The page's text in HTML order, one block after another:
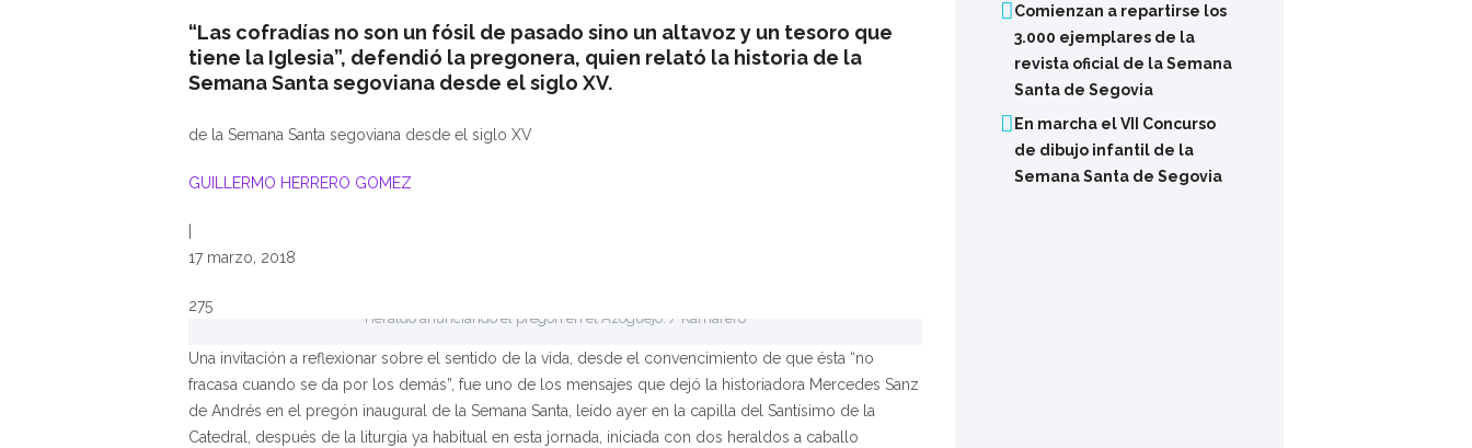
“Las cofradías no son un fósil de pasado sino un altavoz y un tesoro que
tiene la Iglesia”, defendió la pregonera, quien relató la historia de la
Semana Santa segoviana desde el siglo XV.
de la Semana Santa segoviana desde el siglo XV
GUILLERMO HERRERO GOMEZ
17 marzo, 2018
275
Heraldo anunciando el pregón en el Azoguejo. / Kamarero
Una invitación a reflexionar sobre el sentido de la vida, desde el convencimiento de que ésta “no
fracasa cuando se da por los demás”, fue uno de los mensajes que dejó la historiadora Mercedes Sanz
de Andrés en el pregón inaugural de la Semana Santa, leído ayer en la capilla del Santísimo de la
Catedral, después de la liturgia ya habitual en esta jornada, iniciada con dos heraldos a caballo
Comienzan a repartirse los
3.000 ejemplares de la
revista oficial de la Semana
Santa de Segovia
En marcha el VII Concurso
de dibujo infantil de la
Semana Santa de Segovia